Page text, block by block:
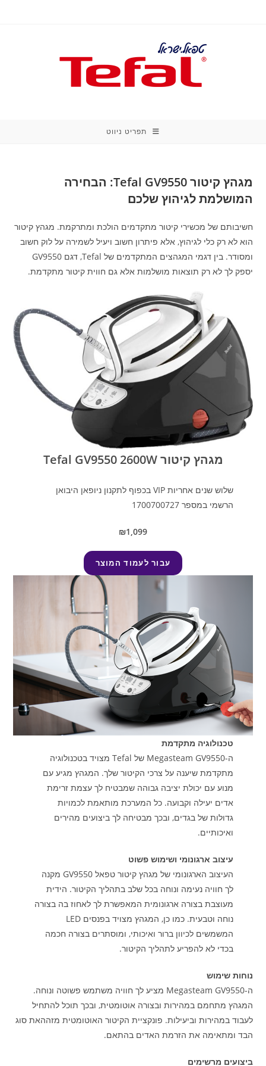
תפריט ניווט
מגהץ קיטור Tefal GV9550: הבחירה
המושלמת לגיהוץ שלכם
חשיבותם של מכשירי קיטור מתקדמים הולכת ומתרקמת. מגהץ קיטור
הוא לא רק כלי לגיהוץ, אלא פיתרון חשוב ויעיל לשמירה על לוק חשוב
ומסודר. בין דגמי המגהצים המתקדמים של Tefal, דגם GV9550
יספק לך לא רק תוצאות מושלמות אלא גם חווית קיטור מתקדמת.
מגהץ קיטור Tefal GV9550 2600W
שלוש שנים אחריות VIP בכפוף לתקנון ניופאן היבואן
הרשמי במספר 1700700727
₪1,099
עבור לעמוד המוצר
טכנולוגיה מתקדמת
ה-Megasteam GV9550 של Tefal מצויד בטכנולוגיה
מתקדמת שיענה על צרכי הקיטור שלך. המגהץ מגיע עם
מנוע עם יכולת יציבה גבוהה שמבטיח לך עצמת זרימת
אדים יעילה וקבועה. כל המערכת מותאמת לכמויות
גדולות של בגדים, ובכך מבטיחה לך ביצועים מהירים
ואיכותיים.
עיצוב ארגונומי ושימוש פשוט
העיצוב הארגונומי של מגהץ קיטור טפאל GV9550 מקנה
לך חוויה נעימה ונוחה בכל שלב בתהליך הקיטור. הידית
מעוצבת בצורה ארגונומית המאפשרת לך לאחוז בה בצורה
נוחה וטבעית. כמו כן, המגהץ מצויד בפנסים LED
המשמשים לכיוון ברור ואיכותי, ומוסתרים בצורה חכמה
בכדי לא להפריע לתהליך הקיטור.
נוחות שימוש
ה-Megasteam GV9550 מציע לך חוויה משתמש פשוטה ונוחה.
המגהץ מתחמם במהירות ובצורה אוטומטית, ובכך תוכל להתחיל
לעבוד במהירות וביעילות. פונקציית הקיטור האוטומטית מזההאת סוג
הבד ומתאימה את הזרמת האדים בהתאם.
ביצועים מרשימים